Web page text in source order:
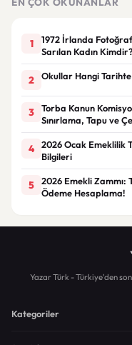
1
1972 İrlanda
Sarılan Kadın Kimdir?
2 Okullar Hangi Tarihte
3
Torba Kanun
Sınırlama, Tapu ve
4
2026 Ocak Emeklilik
Bilgileri
5
2026 Emekli Zammı:
Ödeme Hesaplama!
Yazar Türk - Türkiye'den
Kategoriler